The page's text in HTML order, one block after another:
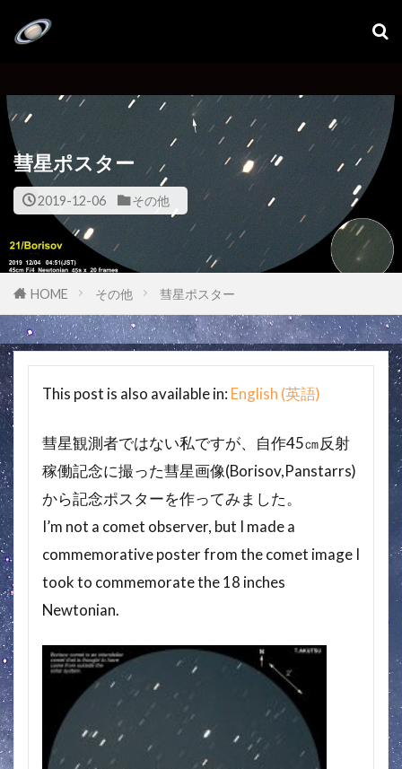
彗星ポスター
2019-12-06 その他
HOME その他 彗星ポスター
This post is also available in: English (英語)
彗星観測者ではない私ですが、自作45㎝反射
稼働記念に撮った彗星画像(Borisov,Panstarrs)
から記念ポスターを作ってみました。
I’m not a comet observer, but I made a
commemorative poster from the comet image I
took to commemorate the 18 inches
Newtonian.